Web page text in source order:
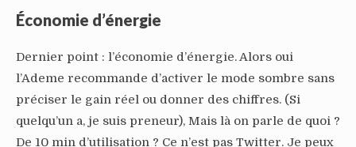
Économie d’énergie
Dernier point : l’économie d’énergie. Alors oui
l’Ademe recommande d’activer le mode sombre sans
préciser le gain réel ou donner des chiffres. (Si
quelqu’un a, je suis preneur), Mais là on parle de quoi ?
De 10 min d’utilisation ? Ce n’est pas Twitter. Je peux